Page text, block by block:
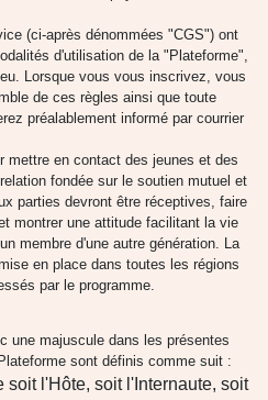
(ci-après dénommées "CGS") ont
d'utilisation de la "Plateforme",
Lorsque vous vous inscrivez, vous
de ces règles ainsi que toute
préalablement informé par courrier
mettre en contact des jeunes et des
fondée sur le soutien mutuel et
parties devront être réceptives, faire
montrer une attitude facilitant la vie
membre d'une autre génération. La
en place dans toutes les régions
par le programme.
une majuscule dans les présentes
sont définis comme suit :
soit l'Hôte, soit l'Internaute, soit